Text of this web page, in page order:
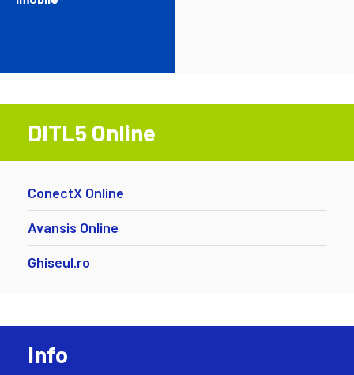
DITL5 Online
ConectX Online
Avansis Online
Ghiseul.ro
Info